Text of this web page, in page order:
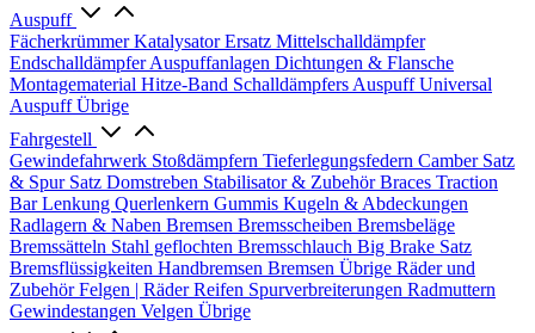
Auspuff
FächerkrümmerKatalysator Ersatz Mittelschalldämpfer
EndschalldämpferAuspuffanlagen Dichtungen & Flansche
Montagematerial Hitze-Band Schalldämpfers Auspuff Universal
Auspuff Übrige
Fahrgestell
Gewindefahrwerk Stoßdämpfern Tieferlegungsfedern Camber Satz
& Spur Satz Domstreben Stabilisator & ZubehörBraces Traction
BarLenkung Querlenkern Gummis Kugeln & Abdeckungen
Radlagern & Naben Bremsen Bremsscheiben Bremsbeläge
Bremssätteln Stahl geflochten Bremsschlauch Big Brake Satz
Bremsflüssigkeiten Handbremsen Bremsen Übrige Räder und
ZubehörFelgen | RäderReifen Spurverbreiterungen Radmuttern
Gewindestangen Velgen Übrige